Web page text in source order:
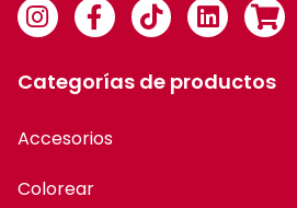
Categorías de productos
Accesorios
Colorear